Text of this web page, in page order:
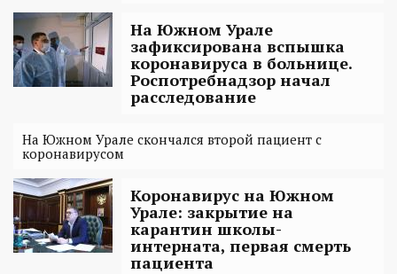
На Южном Урале
зафиксирована вспышка
коронавируса в больнице.
Роспотребнадзор начал
расследование
На Южном Урале скончался второй пациент с
коронавирусом
Коронавирус на Южном
Урале: закрытие на
карантин школы-
интерната, первая смерть
пациента